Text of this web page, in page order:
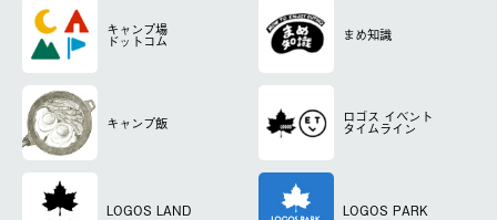
キャンプ場
ドットコム まめ知識
キャンプ飯 ロゴス イベント
タイムライン
LOGOS LAND LOGOS PARK